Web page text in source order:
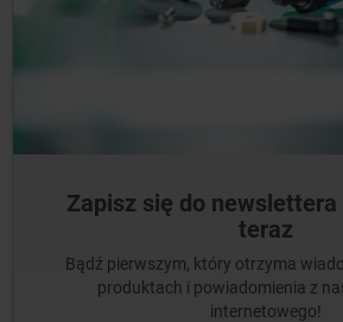
Zapisz się do
teraz
Bądź pierwszym, który otrzyma
produktach i powiadomienia z
internetowego!